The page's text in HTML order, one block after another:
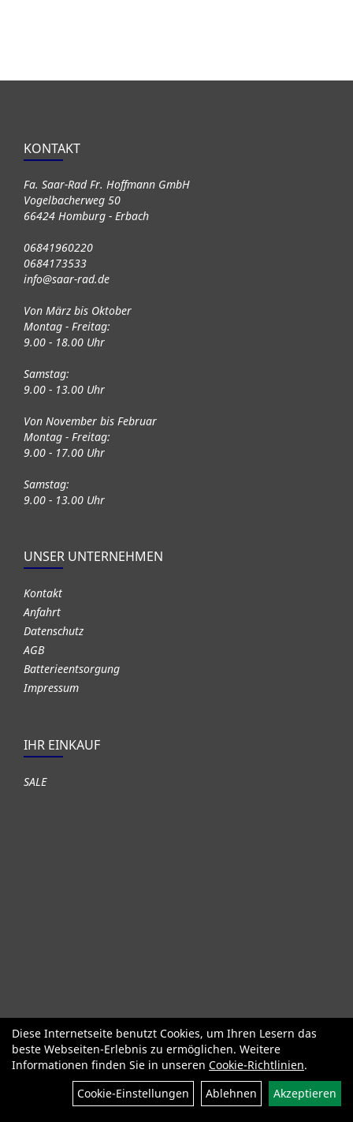
KONTAKT
Fa. Saar-Rad Fr. Hoffmann GmbH
Vogelbacherweg 50
66424 Homburg - Erbach
06841960220
0684173533
info@saar-rad.de
Von März bis Oktober
Montag - Freitag:
9.00 - 18.00 Uhr
Samstag:
9.00 - 13.00 Uhr
Von November bis Februar
Montag - Freitag:
9.00 - 17.00 Uhr
Samstag:
9.00 - 13.00 Uhr
UNSER UNTERNEHMEN
Kontakt
Anfahrt
Datenschutz
AGB
Batterieentsorgung
Impressum
IHR EINKAUF
SALE
Fahrräder Gute gebrauchte Fahrräder
Roller + Laufräder
Fahrradzubehör
Fahrradteile
Bekleidung Helme Schuhe
SALE
Neuheiten
Diese Internetseite benutzt Cookies, um Ihren Lesern das
beste Webseiten-Erlebnis zu ermöglichen. Weitere
Informationen finden Sie in unseren Cookie-Richtlinien.
Cookie-Einstellungen
Ablehnen Akzeptieren